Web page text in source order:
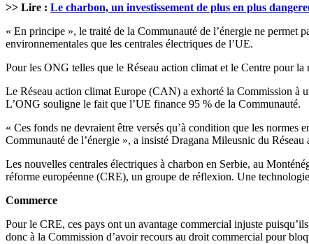
>> Lire : Le charbon, un investissement de plus en plus
« En principe », le traité de la Communauté de l’énergie ne permet
environnementales que les centrales électriques de l’UE.
Pour les ONG telles que le Réseau action climat et le Centre pour la
Le Réseau action climat Europe (CAN) a exhorté la Commission à
L’ONG souligne le fait que l’UE finance 95 % de la Communauté.
« Ces fonds ne devraient être versés qu’à condition que les
Communauté de l’énergie », a insisté Dragana Mileusnic du
Les nouvelles centrales électriques à charbon en Serbie, au
réforme européenne (CRE), un groupe de réflexion. Une
Commerce
Pour le CRE, ces pays ont un avantage commercial injuste
donc à la Commission d’avoir recours au droit commercial pour